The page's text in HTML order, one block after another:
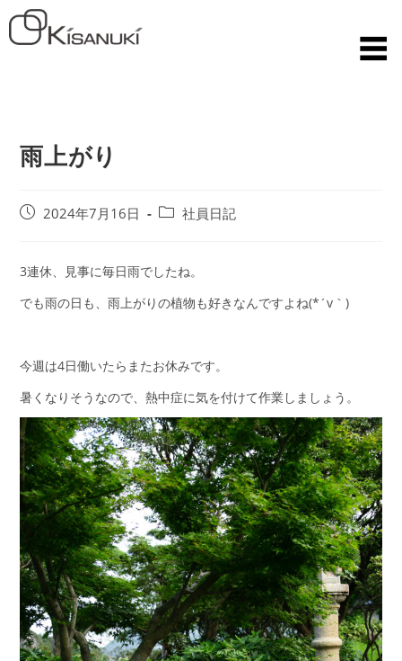
雨上がり
2024年7月16日 社員日記
3連休、見事に毎日雨でしたね。
でも雨の日も、雨上がりの植物も好きなんですよね(*´v｀)
今週は4日働いたらまたお休みです。
暑くなりそうなので、熱中症に気を付けて作業しましょう。